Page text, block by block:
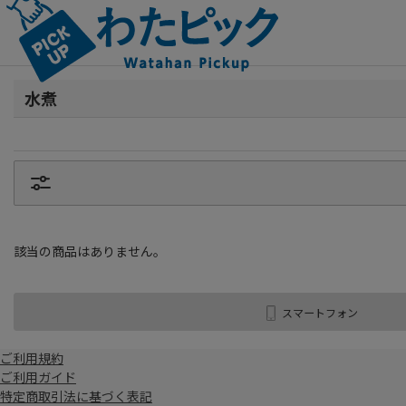
水煮
該当の商品はありません。
スマートフォン
ご利用規約
ご利用ガイド
特定商取引法に基づく表記